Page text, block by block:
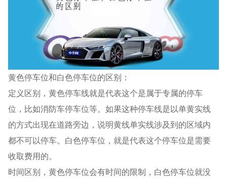
黄色停车位和白色停车位的区别：
定义区别，黄色停车线就是代表这个是属于专属的停车
位，比如消防车停车位等。如果这种停车线是以单黄实线
的方式出现在道路旁边，说明黄线单实线涉及到的区域内
都不可以停车。白色停车位，就是代表这个停车位是需要
收取费用的。
时间区别，黄色停车位会有时间的限制，白色停车位就没